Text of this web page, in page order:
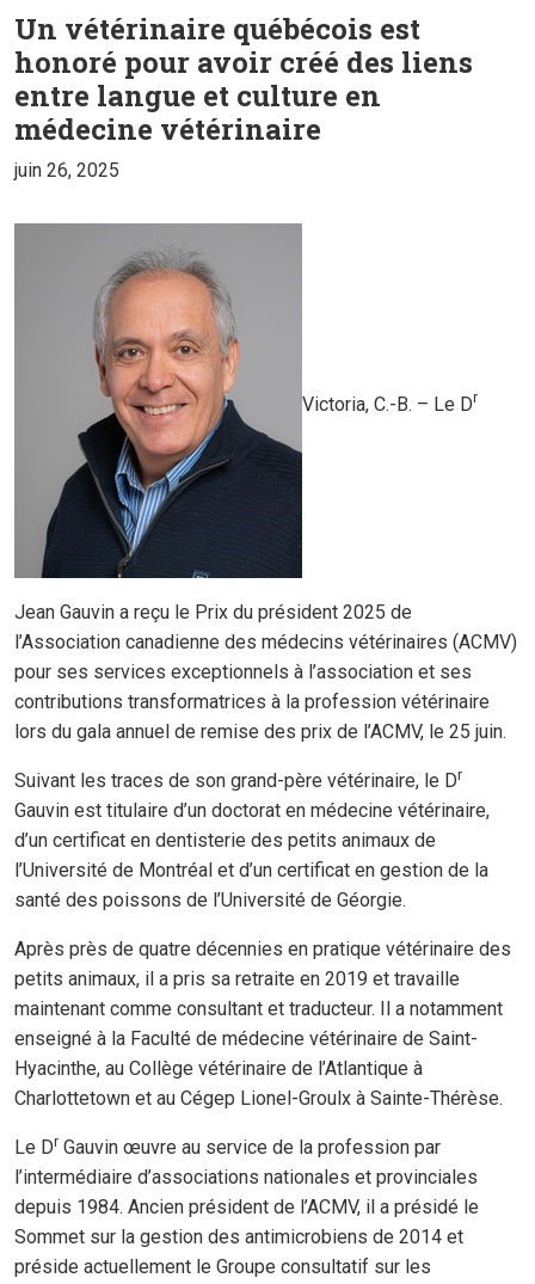
Un vétérinaire québécois est
honoré pour avoir créé des liens
entre langue et culture en
médecine vétérinaire
juin 26, 2025
Victoria, C.-B. – Le Dr
Jean Gauvin a reçu le Prix du président 2025 de
l’Association canadienne des médecins vétérinaires (ACMV)
pour ses services exceptionnels à l’association et ses
contributions transformatrices à la profession vétérinaire
lors du gala annuel de remise des prix de l’ACMV, le 25 juin.
Suivant les traces de son grand-père vétérinaire, le Dr
Gauvin est titulaire d’un doctorat en médecine vétérinaire,
d’un certificat en dentisterie des petits animaux de
l’Université de Montréal et d’un certificat en gestion de la
santé des poissons de l’Université de Géorgie.
Après près de quatre décennies en pratique vétérinaire des
petits animaux, il a pris sa retraite en 2019 et travaille
maintenant comme consultant et traducteur. Il a notamment
enseigné à la Faculté de médecine vétérinaire de Saint-
Hyacinthe, au Collège vétérinaire de l’Atlantique à
Charlottetown et au Cégep Lionel-Groulx à Sainte-Thérèse.
Le Dr Gauvin œuvre au service de la profession par
l’intermédiaire d’associations nationales et provinciales
depuis 1984. Ancien président de l’ACMV, il a présidé le
Sommet sur la gestion des antimicrobiens de 2014 et
préside actuellement le Groupe consultatif sur les